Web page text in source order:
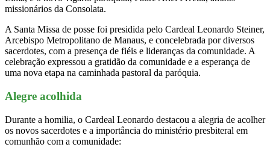
missionários da Consolata.
A Santa Missa de posse foi presidida pelo Cardeal Leonardo Steiner,
Arcebispo Metropolitano de Manaus, e concelebrada por diversos
sacerdotes, com a presença de fiéis e lideranças da comunidade. A
celebração expressou a gratidão da comunidade e a esperança de
uma nova etapa na caminhada pastoral da paróquia.
Alegre acolhida
Durante a homilia, o Cardeal Leonardo destacou a alegria de acolher
os novos sacerdotes e a importância do ministério presbiteral em
comunhão com a comunidade: